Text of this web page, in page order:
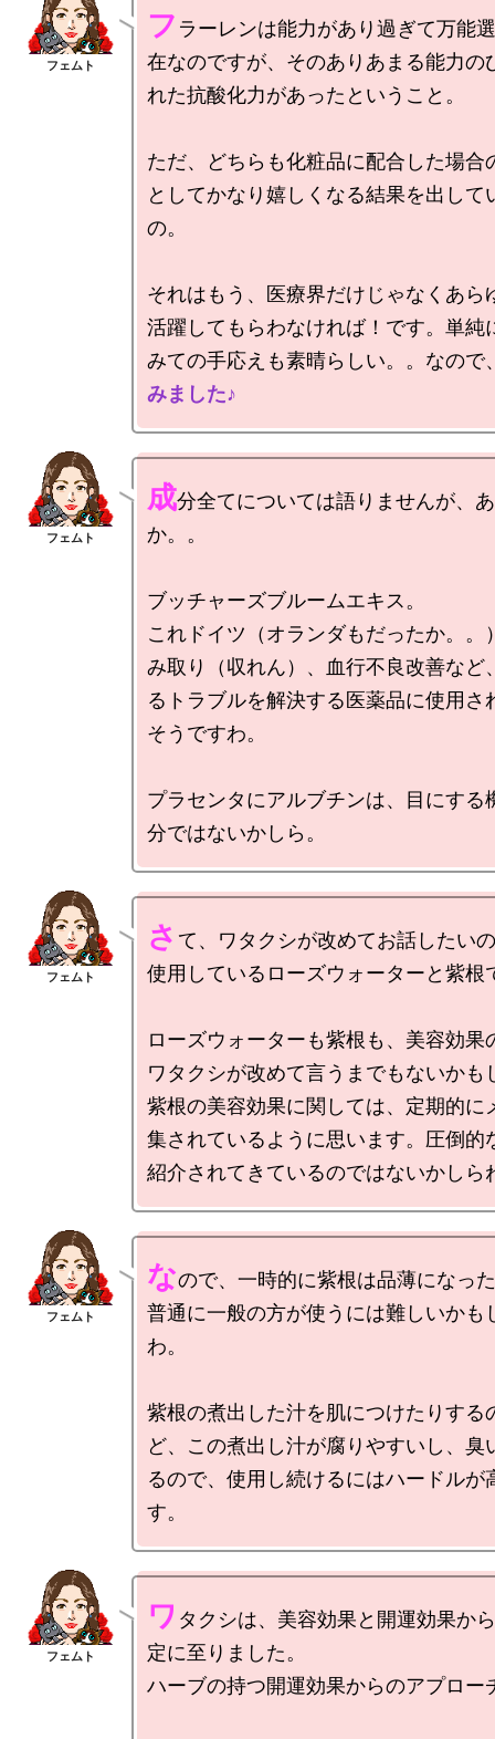
フ ラーレンは能力があり過ぎて万能
在なのですが、そのありあまる能力の
れた抗酸化力があったということ。
ただ、どちらも化粧品に配合した場合
としてかなり嬉しくなる結果を出して
の。
それはもう、医療界だけじゃなくあら
活躍してもらわなければ！です。単純
みての手応えも素晴らしい。。なので
みました♪
成分全てについては語りませんが、
か。。
ブッチャーズブルームエキス。
これドイツ（オランダもだったか。。
み取り（収れん）、血行不良改善など
るトラブルを解決する医薬品に使用さ
そうですわ。
プラセンタにアルブチンは、目にする
さ て、ワタクシが改めてお話したい
使用しているローズウォーターと紫根
ローズウォーターも紫根も、美容効果
ワタクシが改めて言うまでもないかも
紫根の美容効果に関しては、定期的に
集されているように思います。圧倒的
なので、一時的に紫根は品薄になっ
普通に一般の方が使うには難しいかも
わ。
紫根の煮出した汁を肌につけたりする
ど、この煮出し汁が腐りやすいし、臭
るので、使用し続けるにはハードルが
ワ タクシは、美容効果と開運効果か
定に至りました。
ハーブの持つ開運効果からのアプロー